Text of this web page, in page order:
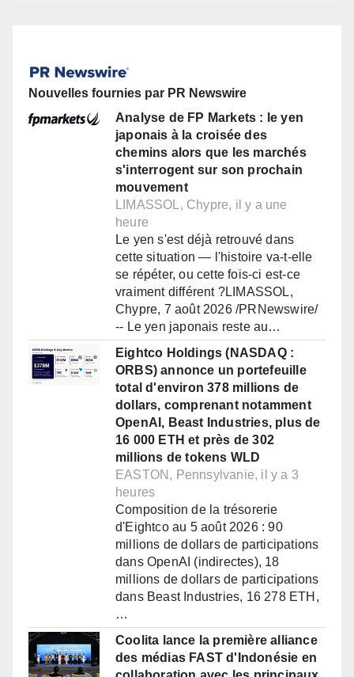
Nouvelles fournies par PR Newswire
Analyse de FP Markets : le yen
japonais à la croisée des
chemins alors que les marchés
s'interrogent sur son prochain
mouvement
LIMASSOL, Chypre, il y a une
heure
Le yen s'est déjà retrouvé dans
cette situation — l'histoire va-t-elle
se répéter, ou cette fois-ci est-ce
vraiment différent ?LIMASSOL,
Chypre, 7 août 2026 /PRNewswire/
-- Le yen japonais reste au…
Eightco Holdings (NASDAQ :
ORBS) annonce un portefeuille
total d'environ 378 millions de
dollars, comprenant notamment
OpenAI, Beast Industries, plus de
16 000 ETH et près de 302
millions de tokens WLD
EASTON, Pennsylvanie, il y a 3
heures
Composition de la trésorerie
d'Eightco au 5 août 2026 : 90
millions de dollars de participations
dans OpenAI (indirectes), 18
millions de dollars de participations
dans Beast Industries, 16 278 ETH,
…
Coolita lance la première alliance
des médias FAST d'Indonésie en